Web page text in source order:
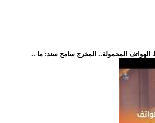
الهواتف المحمولة.. المخرج سامح سند: ما